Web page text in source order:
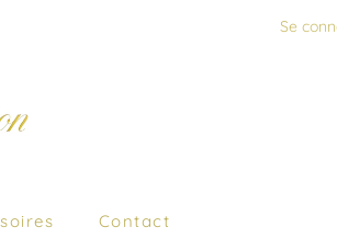
Se
Contact